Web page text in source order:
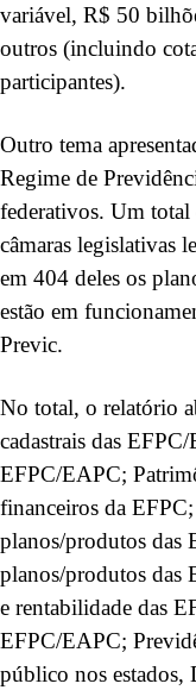
variável, R$ 50
outros (incluindo
participantes).
Outro tema
Regime de
federativos. Um total
câmaras legislativas
em 404 deles os
estão em
Previc.
No total, o relatório
cadastrais das
EFPC/EAPC;
financeiros da
planos/produtos das
planos/produtos das
e rentabilidade das
EFPC/EAPC;
público nos estados,